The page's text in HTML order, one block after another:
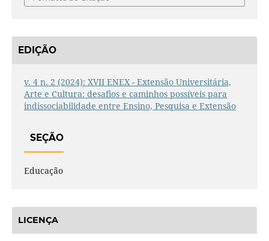
EDIÇÃO
v. 4 n. 2 (2024): XVII ENEX - Extensão Universitária,
Arte e Cultura: desafios e caminhos possíveis para
indissociabilidade entre Ensino, Pesquisa e Extensão
SEÇÃO
Educação
LICENÇA